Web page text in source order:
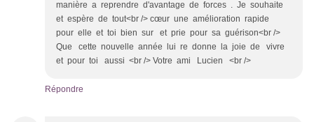
manière a reprendre d'avantage de forces . Je souhaite
et espère de tout<br /> cœur une amélioration rapide
pour elle et toi bien sur et prie pour sa guérison<br />
Que cette nouvelle année lui re donne la joie de vivre
et pour toi aussi <br /> Votre ami Lucien <br />
Répondre